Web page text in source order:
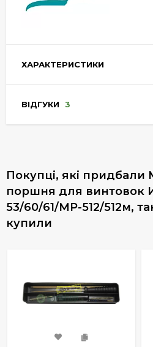
ХАРАКТЕРИСТИКИ
ВІДГУКИ 3
Покупці, які придбали
поршня для винтовок
53/60/61/MP-512/512м,
купили